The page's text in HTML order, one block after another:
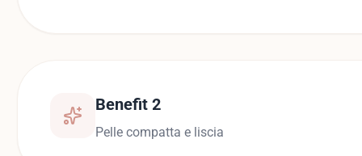
Benefit 2
Pelle compatta e liscia